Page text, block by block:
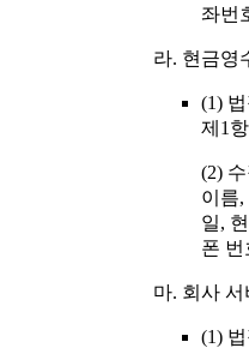
좌번
라. 현금영
(1)
제1
(2)
이름
일,
폰 번
마. 회사
(1)